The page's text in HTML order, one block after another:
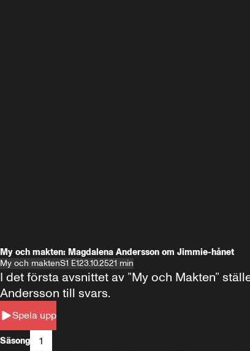
My och makten: Magdalena Andersson om Jimmie-hånet
My och maktenS1 E123.10.2521 min
Spela upp
I det första avsnittet av ”My och Makten”
Andersson till svars.
Säsong 1